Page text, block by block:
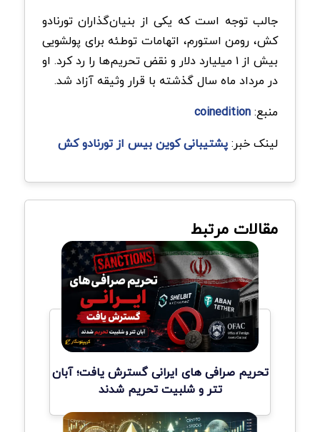
جالب توجه است که یکی از بنیان‌گذاران تورنادو
کش، رومن استورم، اتهامات توطئه برای پولشویی
بیش از ۱ میلیارد دلار و نقض تحریم‌ها را رد کرد. او
در مرداد ماه سال گذشته با قرار وثیقه آزاد شد.
منبع:coinedition
لینک خبر:پشتیبانی کوین بیس از تورنادو کش
مقالات مرتبط
تحریم صرافی های ایرانی گسترش یافت؛ آبان
تتر و شلبیت تحریم شدند